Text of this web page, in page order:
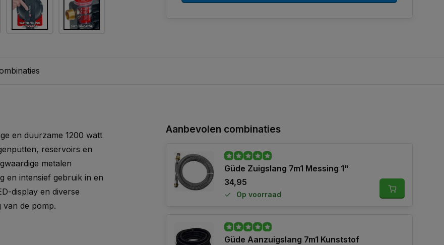
en duurzame 1200 watt
reservoirs en
metalen
en intensief gebruik in en
display en diverse
de pomp.
Aanbevolen combinaties
Güde Zuigslang 7m1 Messing 1"
34,95
Op voorraad
Güde Aanzuigslang 7m1 Kunststof